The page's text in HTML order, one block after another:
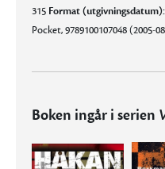
315 Format (utgivningsdatum):
Pocket, 9789100107048 (2005-
Boken ingår i serien